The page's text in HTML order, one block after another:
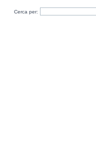
Cerca per: